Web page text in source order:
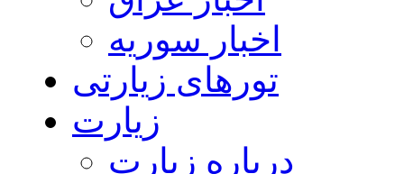
اخبار سوریه
تورهای زیارتی
زیارت
درباره زیارت